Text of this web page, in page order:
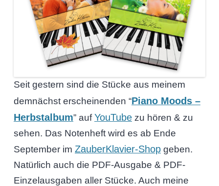
Seit gestern sind die Stücke aus meinem
demnächst erscheinenden “Piano Moods –
Herbstalbum” aufYouTubezu hören & zu
sehen. Das Notenheft wird es ab Ende
September im ZauberKlavier-Shopgeben.
Natürlich auch die PDF-Ausgabe & PDF-
Einzelausgaben aller Stücke. Auch meine